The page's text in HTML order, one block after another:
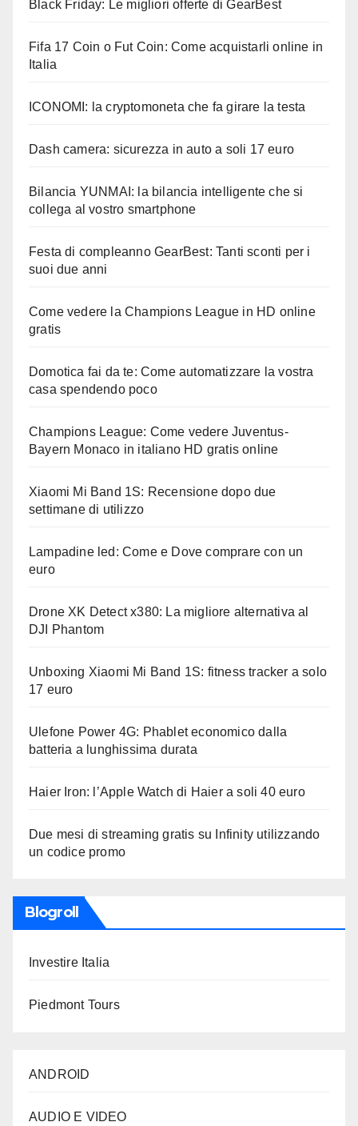
Black Friday: Le migliori offerte di GearBest
Fifa 17 Coin o Fut Coin: Come acquistarli online in
Italia
ICONOMI: la cryptomoneta che fa girare la testa
Dash camera: sicurezza in auto a soli 17 euro
Bilancia YUNMAI: la bilancia intelligente che si
collega al vostro smartphone
Festa di compleanno GearBest: Tanti sconti per i
suoi due anni
Come vedere la Champions League in HD online
gratis
Domotica fai da te: Come automatizzare la vostra
casa spendendo poco
Champions League: Come vedere Juventus-
Bayern Monaco in italiano HD gratis online
Xiaomi Mi Band 1S: Recensione dopo due
settimane di utilizzo
Lampadine led: Come e Dove comprare con un
euro
Drone XK Detect x380: La migliore alternativa al
DJI Phantom
Unboxing Xiaomi Mi Band 1S: fitness tracker a solo
17 euro
Ulefone Power 4G: Phablet economico dalla
batteria a lunghissima durata
Haier Iron: l’Apple Watch di Haier a soli 40 euro
Due mesi di streaming gratis su Infinity utilizzando
un codice promo
Blogroll
Investire Italia
Piedmont Tours
ANDROID
AUDIO E VIDEO